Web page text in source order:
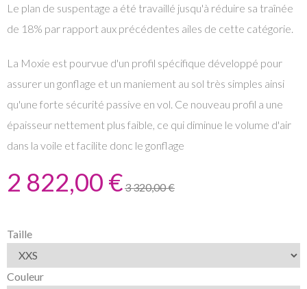
Le plan de suspentage a été travaillé jusqu'à réduire sa traînée
de 18% par rapport aux précédentes ailes de cette catégorie.
La Moxie est pourvue d'un profil spécifique développé pour
assurer un gonflage et un maniement au sol très simples ainsi
qu'une forte sécurité passive en vol. Ce nouveau profil a une
épaisseur nettement plus faible, ce qui diminue le volume d'air
dans la voile et facilite donc le gonflage
2 822,00 €3 320,00 €
Taille
Couleur